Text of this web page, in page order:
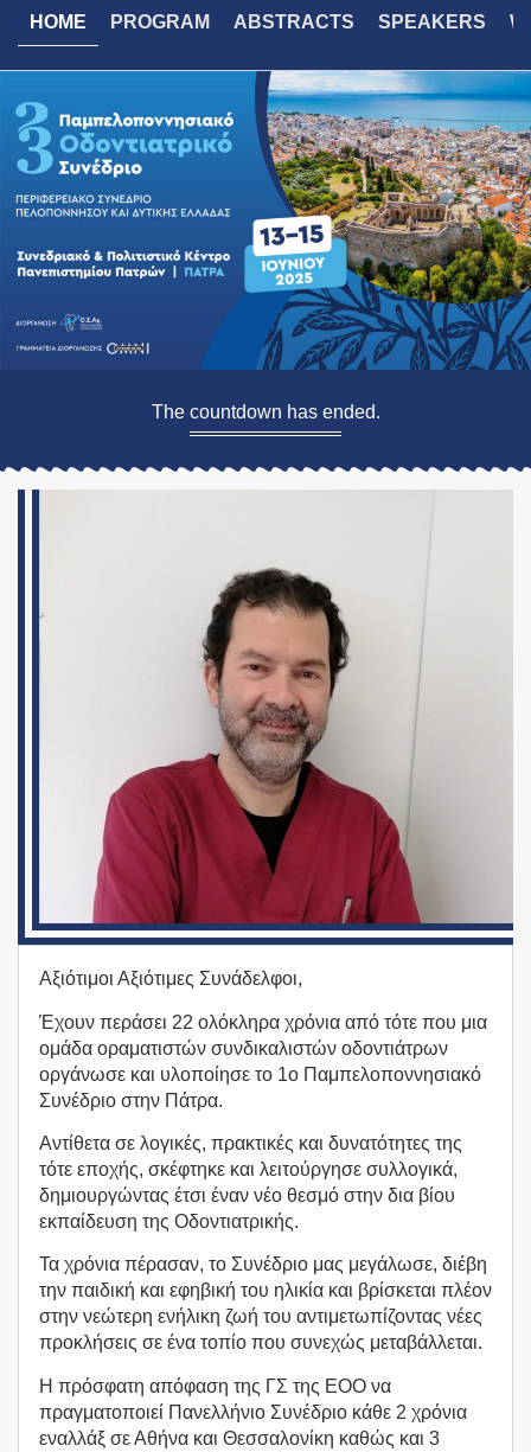
HOME PROGRAM ABSTRACTS SPEAKERS
The countdown has ended.
Αξιότιμοι Αξιότιμες Συνάδελφοι,
Έχουν περάσει 22 ολόκληρα χρόνια από τότε που μια
ομάδα οραματιστών συνδικαλιστών οδοντιάτρων
οργάνωσε και υλοποίησε το 1ο Παμπελοποννησιακό
Συνέδριο στην Πάτρα.
Αντίθετα σε λογικές, πρακτικές και δυνατότητες της
τότε εποχής, σκέφτηκε και λειτούργησε συλλογικά,
δημιουργώντας έτσι έναν νέο θεσμό στην δια βίου
εκπαίδευση της Οδοντιατρικής.
Τα χρόνια πέρασαν, το Συνέδριο μας μεγάλωσε, διέβη
την παιδική και εφηβική του ηλικία και βρίσκεται πλέον
στην νεώτερη ενήλικη ζωή του αντιμετωπίζοντας νέες
προκλήσεις σε ένα τοπίο που συνεχώς μεταβάλλεται.
Η πρόσφατη απόφαση της ΓΣ της ΕΟΟ να
πραγματοποιεί Πανελλήνιο Συνέδριο κάθε 2 χρόνια
εναλλάξ σε Αθήνα και Θεσσαλονίκη καθώς και 3